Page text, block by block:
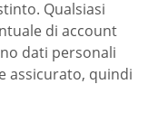
Qualsiasi
di account
dati personali
assicurato, quindi